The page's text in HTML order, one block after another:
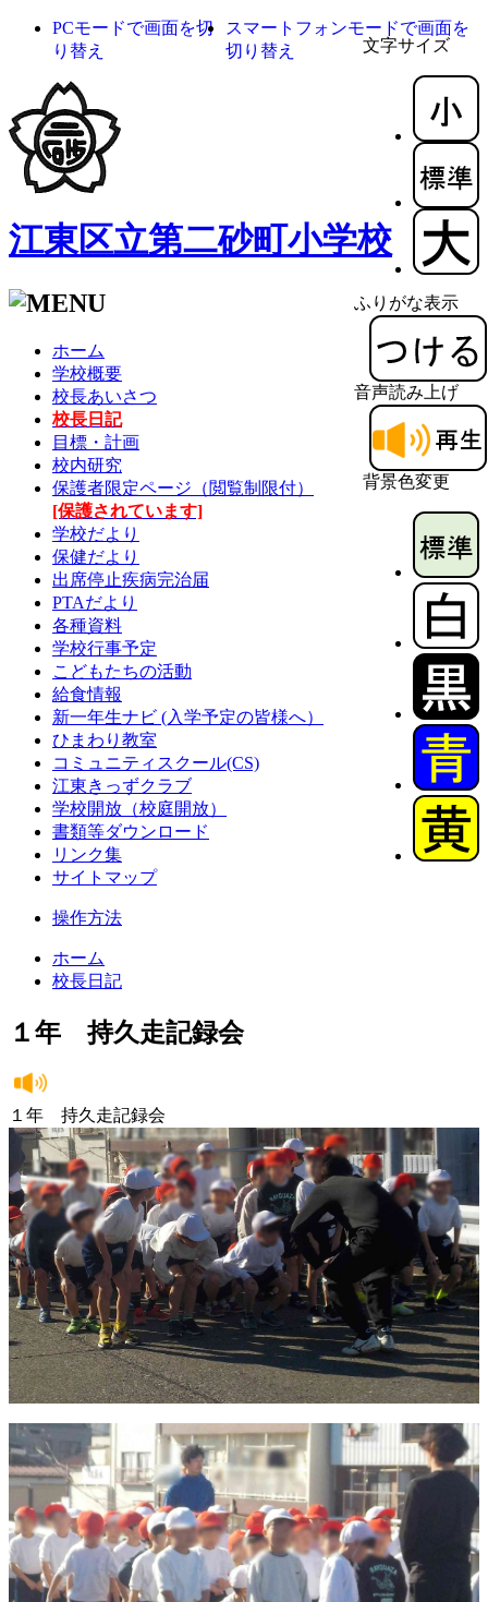
文字サイズ
ふりがな表示
音声読み上げ
背景色変更
PCモードで画面を切
り替え
スマートフォンモードで画面を
切り替え
江東区立第二砂町小学校
ホーム
学校概要
校長あいさつ
校長日記
目標・計画
校内研究
保護者限定ページ（閲覧制限付）
[保護されています]
学校だより
保健だより
出席停止疾病完治届
PTAだより
各種資料
学校行事予定
こどもたちの活動
給食情報
新一年生ナビ (入学予定の皆様へ）
ひまわり教室
コミュニティスクール(CS)
江東きっずクラブ
学校開放（校庭開放）
書類等ダウンロード
リンク集
サイトマップ
操作方法
ホーム
校長日記
１年 持久走記録会
１年 持久走記録会